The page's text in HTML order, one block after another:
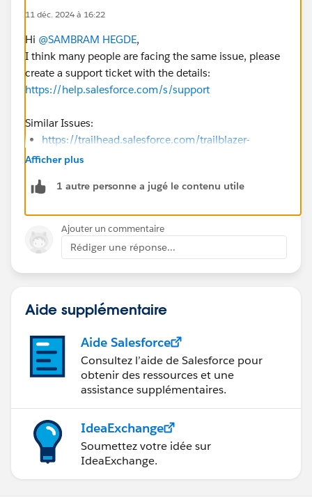
11 déc. 2024 à 16:22
Hi @SAMBRAM HEGDE,
I think many people are facing the same issue, please
create a support ticket with the details:
https://help.salesforce.com/s/support
Similar Issues:
https://trailhead.salesforce.com/trailblazer-
community/feed/0D5KX00000J85E80AJ
community/feed/0D54V00007igIqs
Afficher plus
1 autre personne a jugé le contenu utile
Ajouter un commentaire
Rédiger une réponse...
Aide supplémentaire
Aide Salesforce
Consultez l’aide de Salesforce pour
obtenir des ressources et une
assistance supplémentaires.
IdeaExchange
Soumettez votre idée sur
IdeaExchange.